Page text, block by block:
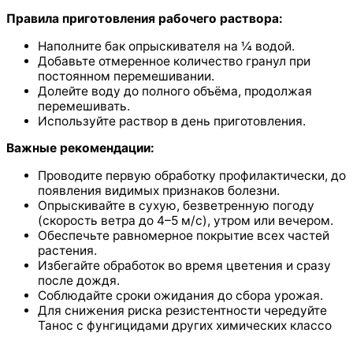
Правила приготовления рабочего раствора:
Наполните бак опрыскивателя на ¼ водой.
Добавьте отмеренное количество гранул при
постоянном перемешивании.
Долейте воду до полного объёма, продолжая
перемешивать.
Используйте раствор в день приготовления.
Важные рекомендации:
Проводите первую обработку профилактически, до
появления видимых признаков болезни.
Опрыскивайте в сухую, безветренную погоду
(скорость ветра до 4–5 м/с), утром или вечером.
Обеспечьте равномерное покрытие всех частей
растения.
Избегайте обработок во время цветения и сразу
после дождя.
Соблюдайте сроки ожидания до сбора урожая.
Для снижения риска резистентности чередуйте
Танос с фунгицидами других химических классо